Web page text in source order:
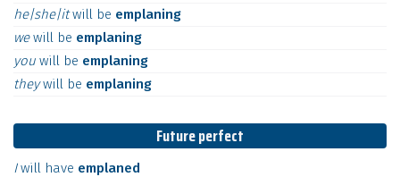
he|she|itwill be emplaning
wewill be emplaning
you will be emplaning
theywill be emplaning
Future perfect
Iwill have emplaned